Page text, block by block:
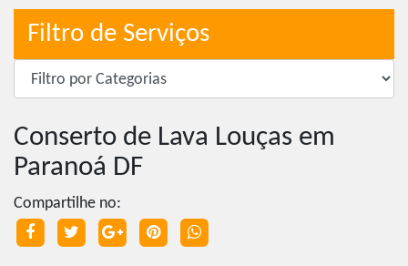
Filtro de Serviços
Conserto de Lava Louças em
Paranoá DF
Compartilhe no: